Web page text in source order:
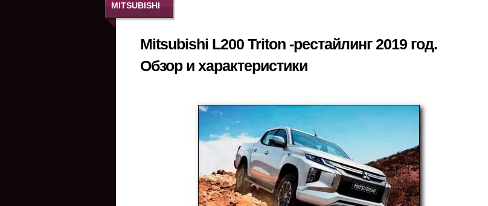
MITSUBISHI
Mitsubishi L200 Triton -рестайлинг 2019 год.
Обзор и характеристики